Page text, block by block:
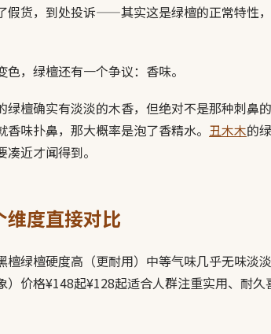
假货，到处投诉——其实这是绿檀的正常特性
色，绿檀还有一个争议：香味。
绿檀确实有淡淡的木香，但绝对不是那种刺鼻
香味扑鼻，那大概率是泡了香精水。 丑木木的
凑近才闻得到。
维度直接对比
檀绿檀硬度高（更耐用）中等气味几乎无味淡
）价格¥148起¥128起适合人群注重实用、耐